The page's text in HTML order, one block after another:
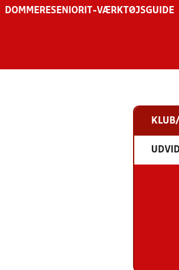
DOMMERESENIOR IT-VÆRKTØJSGUIDE